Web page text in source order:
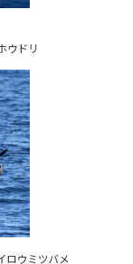
ウドリ
ロウミツバメ